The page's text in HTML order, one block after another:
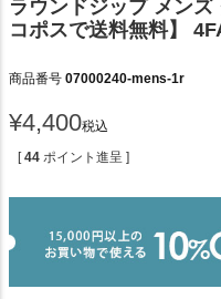
ラウンドジップ メン
コポスで送料無料】
商品番号 07000240-mens-1r
¥4,400税込
[ 44 ポイント進呈 ]